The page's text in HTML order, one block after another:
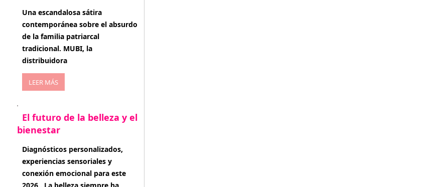
enero 20, 2026
Una escandalosa sátira
contemporánea sobre el absurdo
de la familia patriarcal
tradicional. MUBI, la
distribuidora
LEER MÁS
El futuro de la belleza y el
bienestar
enero 15, 2026
Diagnósticos personalizados,
experiencias sensoriales y
conexión emocional para este